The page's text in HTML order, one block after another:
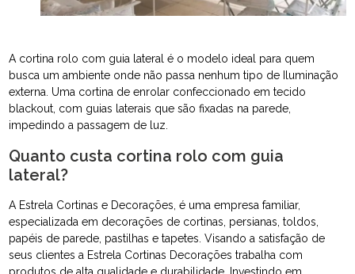
A cortina rolo com guia lateral é o modelo ideal para quem
busca um ambiente onde não passa nenhum tipo de Iluminação
externa. Uma cortina de enrolar confeccionado em tecido
blackout, com guias laterais que são fixadas na parede,
impedindo a passagem de luz.
Quanto custa cortina rolo com guia
lateral?
A Estrela Cortinas e Decorações, é uma empresa familiar,
especializada em decorações de cortinas, persianas, toldos,
papéis de parede, pastilhas e tapetes. Visando a satisfação de
seus clientes a Estrela Cortinas Decorações trabalha com
produtos de alta qualidade e durabilidade. Investindo em